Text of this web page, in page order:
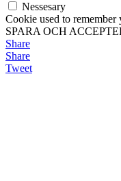
Nessesary
Cookie used to remember
SPARA OCH
Share
Share
Tweet